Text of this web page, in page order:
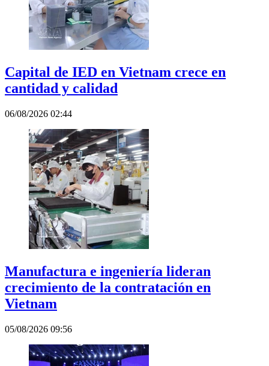
Capital de IED en Vietnam crece en
cantidad y calidad
06/08/2026 02:44
Manufactura e ingeniería lideran
crecimiento de la contratación en
Vietnam
05/08/2026 09:56